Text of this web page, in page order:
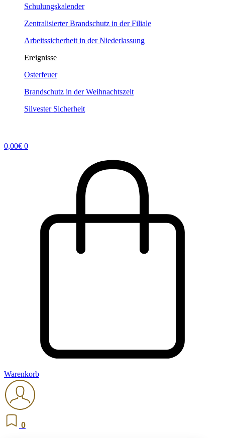
Schulungskalender
Zentralisierter Brandschutz in der Filiale
Arbeitssicherheit in der Niederlassung
Ereignisse
Osterfeuer
Brandschutz in der Weihnachtszeit
Silvester Sicherheit
0,00€ 0
Warenkorb
0